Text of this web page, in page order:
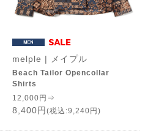
melple | メイプル
Beach Tailor Opencollar
Shirts
12,000円⇒
8,400円 (税込:9,240円)